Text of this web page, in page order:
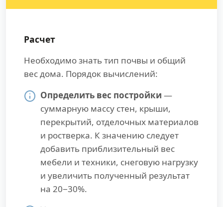
Расчет
Необходимо знать тип почвы и общий
вес дома. Порядок вычислений:
Определить вес постройки —
суммарную массу стен, крыши,
перекрытий, отделочных материалов
и ростверка. К значению следует
добавить приблизительный вес
мебели и техники, снеговую нагрузку
и увеличить полученный результат
на 20−30%.